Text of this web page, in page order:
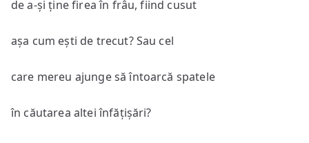
de a-și ține firea în frâu, fiind cusut
așa cum ești de trecut? Sau cel
care mereu ajunge să întoarcă spatele
în căutarea altei înfățișări?